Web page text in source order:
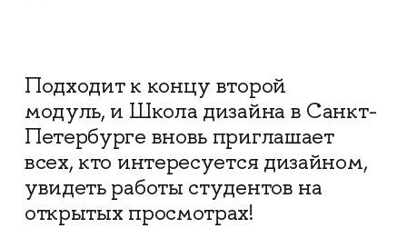
Подходит к концу второй
модуль, и Школа дизайна в Санкт-
Петербурге вновь приглашает
всех, кто интересуется дизайном,
увидеть работы студентов на
открытых просмотрах!